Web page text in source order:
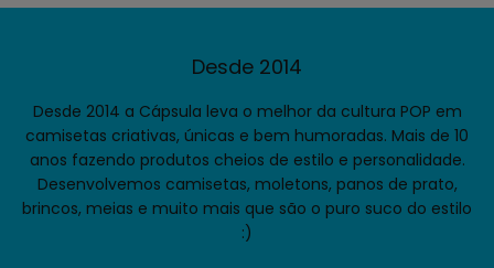
Desde 2014
Desde 2014 a Cápsula leva o melhor da cultura POP em
camisetas criativas, únicas e bem humoradas. Mais de 10
anos fazendo produtos cheios de estilo e personalidade.
Desenvolvemos camisetas, moletons, panos de prato,
brincos, meias e muito mais que são o puro suco do estilo
:)